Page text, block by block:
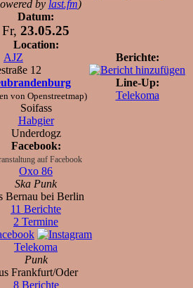
by last.fm)
Datum:
Fr, 23.05.25
Location:
AJZ
12
von Openstreetmap)
Berichte:
Line-Up:
Telekoma
Soifass
Habgier
Underdogz
Facebook:
auf Facebook
Oxo 86
Ska Punk
Bernau bei Berlin
11 Berichte
2 Termine
Telekoma
Punk
Frankfurt/Oder
8 Berichte